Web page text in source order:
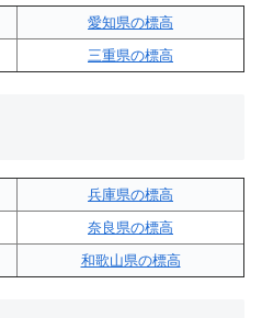
愛知県の標高
三重県の標高
兵庫県の標高
奈良県の標高
和歌山県の標高